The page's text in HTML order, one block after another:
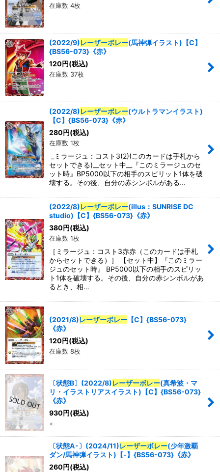
在庫数 4枚
(2022/9)レーザーボレー(馬神弾イラスト)【C】
{BS56-073}《赤》
120 円(税込)
在庫数 37枚
(2022/8)レーザーボレー(ウルトラマンイラスト)
【C】{BS56-073}《赤》
280 円(税込)
在庫数 1枚
_ミラージュ：コスト3(2)(このカードは手札から
セットできる)__セット中__『このミラージュのセ
ット時』BP5000以下の相手のスピリット1体を破
壊する。その後、自分の赤シンボルがある…
(2022/8)レーザーボレー(illus：SUNRISE DC
studio)【C】{BS56-073}《赤》
380 円(税込)
在庫数 1枚
［ミラージュ：コスト3赤赤（このカードは手札
からセットできる）］ 【セット中】『このミラー
ジュのセット時』 BP5000以下の相手のスピリッ
ト1体を破壊する。その後、自分の赤シンボルがあ
るとき、相…
(2021/8)レーザーボレー 【C】{BS56-073}
《赤》
120円(税込)
在庫数 8枚
〔状態B〕(2022/8)レーザーボレー(真希波・マ
リ・イラストリアスイラスト)【C】{BS56-073}
《赤》
930円(税込)
×
〔状態A-〕(2024/11)レーザーボレー(少年激覇
ダン/馬神弾イラスト)【-】{BS56-073}《赤》
260 円(税込)